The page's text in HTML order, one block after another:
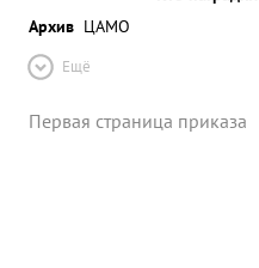
Архив ЦАМО
Ещё
Первая страница приказа